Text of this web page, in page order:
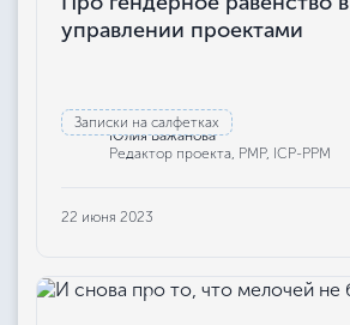
Записки на салфетках
управлении проектами
Юлия Бажанова
Редактор проекта, РМР, ICP-PPM
22 июня 2023